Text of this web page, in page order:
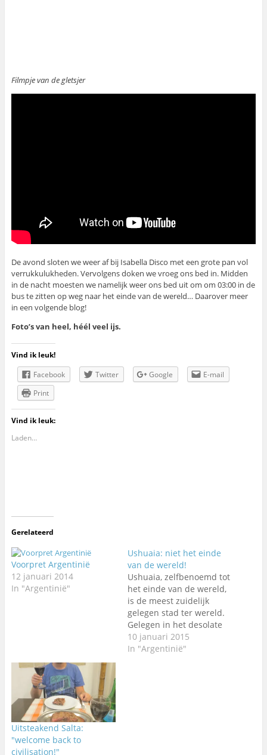
Filmpje van de gletsjer
De avond sloten we weer af bij Isabella Disco met een grote pan vol
verrukkulukheden. Vervolgens doken we vroeg ons bed in. Midden
in de nacht moesten we namelijk weer ons bed uit om om 03:00 in de
bus te zitten op weg naar het einde van de wereld… Daarover meer
in een volgende blog!
Foto’s van heel, héél veel ijs.
Vind ik leuk!
Facebook
Twitter Google
E-mail
Print
Vind ik leuk:
Laden…
Gerelateerd
Voorpret Argentinië
12 januari 2014
In "Argentinië"
Ushuaia: niet het einde
van de wereld!
Ushuaia, zelfbenoemd tot
het einde van de wereld,
is de meest zuidelijk
gelegen stad ter wereld.
Gelegen in het desolate
vuurland, omringd door
de besneeuwde uitlopers
10 januari 2015
In "Argentinië"
Uitsteakend Salta:
"welcome back to
civilisation!"